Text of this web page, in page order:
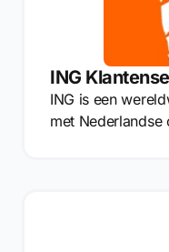
ING
ING is een
met Nederlandse